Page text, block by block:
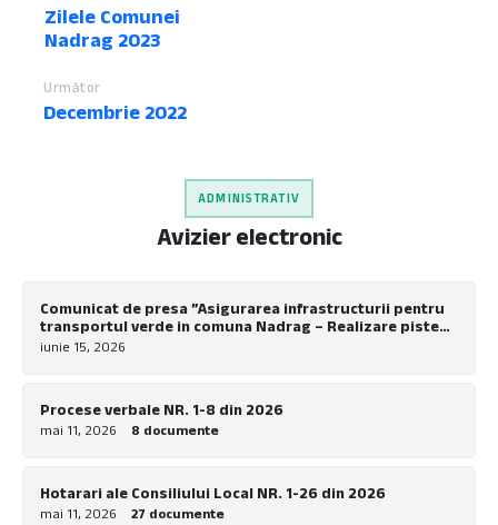
Zilele Comunei
Nadrag 2023
Următor
Decembrie 2022
ADMINISTRATIV
Avizier electronic
Comunicat de presa ”Asigurarea infrastructurii pentru
transportul verde in comuna Nadrag – Realizare piste
pentru biciclete la nivel local”
iunie 15, 2026
Procese verbale NR. 1-8 din 2026
mai 11, 2026 8 documente
Hotarari ale Consiliului Local NR. 1-26 din 2026
mai 11, 2026 27 documente